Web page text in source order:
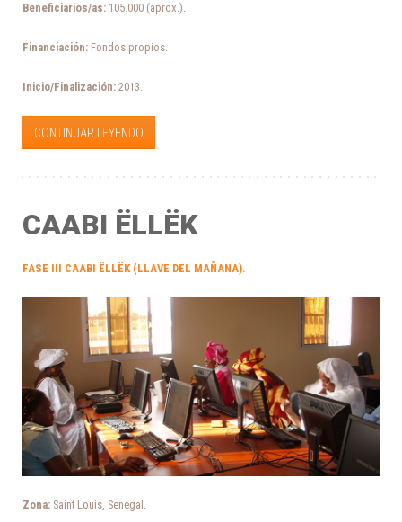
Beneficiarios/as: 105.000 (aprox.).
Financiación: Fondos propios.
Inicio/Finalización: 2013.
CONTINUAR LEYENDO
CAABI ËLLËK
FASE III CAABI ËLLËK (LLAVE DEL MAÑANA).
Zona: Saint Louis, Senegal.